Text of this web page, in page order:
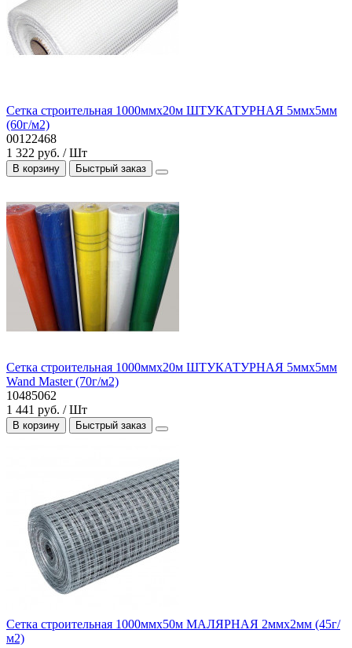
Сетка строительная 1000ммх20м ШТУКАТУРНАЯ 5ммх5мм
(60г/м2)
00122468
1 322 руб. / Шт
В корзину Быстрый заказ
Сетка строительная 1000ммх20м ШТУКАТУРНАЯ 5ммх5мм
Wand Master (70г/м2)
10485062
1 441 руб. / Шт
В корзину Быстрый заказ
Сетка строительная 1000ммх50м МАЛЯРНАЯ 2ммх2мм (45г/
м2)